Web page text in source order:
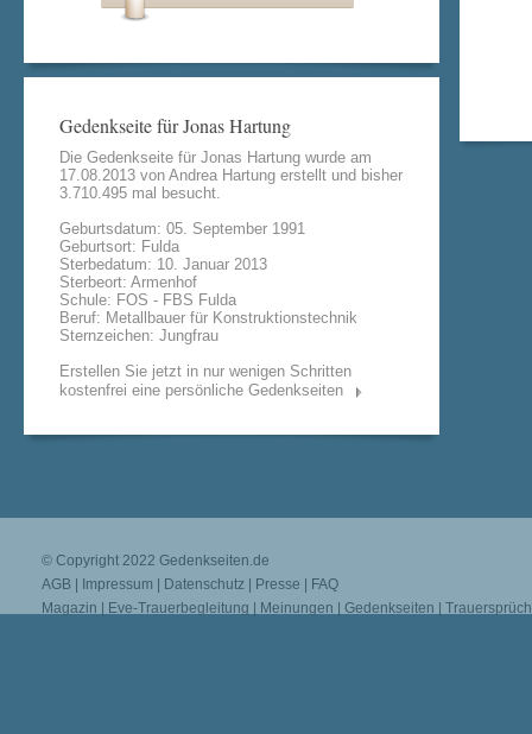
Gedenkseite für Jonas Hartung
Die Gedenkseite für Jonas Hartung wurde am
17.08.2013 von Andrea Hartung erstellt und bisher
3.710.495 mal besucht.
Geburtsdatum: 05. September 1991
Geburtsort: Fulda
Sterbedatum: 10. Januar 2013
Sterbeort: Armenhof
Schule: FOS - FBS Fulda
Beruf: Metallbauer für Konstruktionstechnik
Sternzeichen: Jungfrau
Erstellen Sie jetzt in nur wenigen Schritten
kostenfrei eine persönliche Gedenkseiten
© Copyright 2022 Gedenkseiten.de
AGB
Impressum Datenschutz Presse
FAQ
Magazin
Eve-Trauerbegleitung Meinungen Gedenkseiten